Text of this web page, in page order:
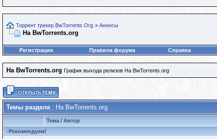
Торрент трекер BwTorrents.Org > Анонсы
На BwTorrents.org
Регистрация Правила форума Справка
На BwTorrents.org График выхода релизов На BwTorrents.org
Темы раздела: На BwTorrents.org
Тема / Автор
-Рекомендуем!